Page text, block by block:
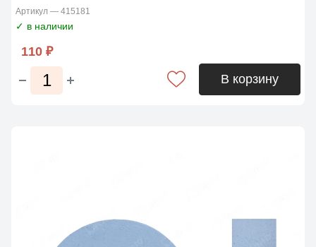
Артикул — 415181
✓ в наличии
110 ₽
В корзину